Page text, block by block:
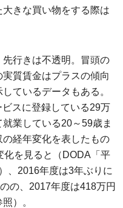
きな買い物をする際は
行きは不透明。冒頭の
質賃金はプラスの傾向
ているデータもある。
スに登録している29万
業している20～59歳ま
経年変化を表したもの
化を見ると（DODA「平
、2016年度は3年ぶりに
の、2017年度は418万円
）。